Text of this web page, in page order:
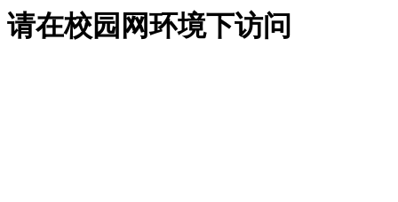
请在校园网环境下访问